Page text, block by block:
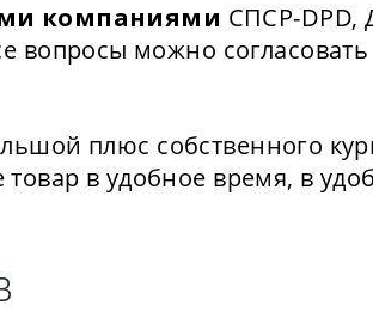
компаниями СПСР-DPD,
вопросы можно
плюс собственного
в удобное время, в